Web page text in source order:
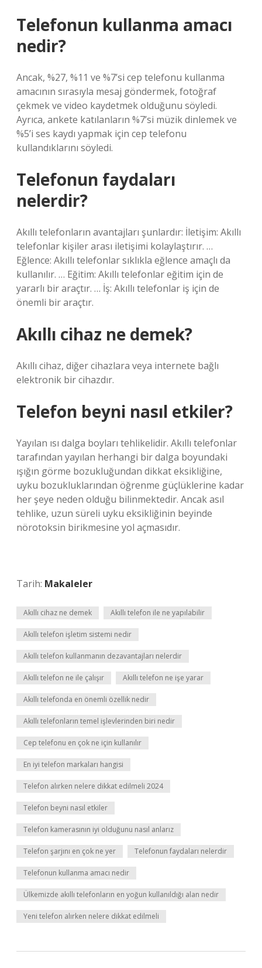
Telefonun kullanma amacı
nedir?
Ancak, %27, %11 ve %7’si cep telefonu kullanma
amacının sırasıyla mesaj göndermek, fotoğraf
çekmek ve video kaydetmek olduğunu söyledi.
Ayrıca, ankete katılanların %7’si müzik dinlemek ve
%5’i ses kaydı yapmak için cep telefonu
kullandıklarını söyledi.
Telefonun faydaları
nelerdir?
Akıllı telefonların avantajları şunlardır: İletişim: Akıllı
telefonlar kişiler arası iletişimi kolaylaştırır. …
Eğlence: Akıllı telefonlar sıklıkla eğlence amaçlı da
kullanılır. … Eğitim: Akıllı telefonlar eğitim için de
yararlı bir araçtır. … İş: Akıllı telefonlar iş için de
önemli bir araçtır.
Akıllı cihaz ne demek?
Akıllı cihaz, diğer cihazlara veya internete bağlı
elektronik bir cihazdır.
Telefon beyni nasıl etkiler?
Yayılan ısı dalga boyları tehlikelidir. Akıllı telefonlar
tarafından yayılan herhangi bir dalga boyundaki
ışığın görme bozukluğundan dikkat eksikliğine,
uyku bozukluklarından öğrenme güçlüklerine kadar
her şeye neden olduğu bilinmektedir. Ancak asıl
tehlike, uzun süreli uyku eksikliğinin beyinde
nörotoksin birikmesine yol açmasıdır.
Tarih: Makaleler
Akıllı cihaz ne demek Akıllı telefon ile ne yapılabilir
Akıllı telefon işletim sistemi nedir
Akıllı telefon kullanmanın dezavantajları nelerdir
Akıllı telefon ne ile çalışır Akıllı telefon ne işe yarar
Akıllı telefonda en önemli özellik nedir
Akıllı telefonların temel işlevlerinden biri nedir
Cep telefonu en çok ne için kullanılır
En iyi telefon markaları hangisi
Telefon alırken nelere dikkat edilmeli 2024
Telefon beyni nasıl etkiler
Telefon kamerasının iyi olduğunu nasıl anlarız
Telefon şarjını en çok ne yer Telefonun faydaları nelerdir
Telefonun kullanma amacı nedir
Ülkemizde akıllı telefonların en yoğun kullanıldığı alan nedir
Yeni telefon alırken nelere dikkat edilmeli